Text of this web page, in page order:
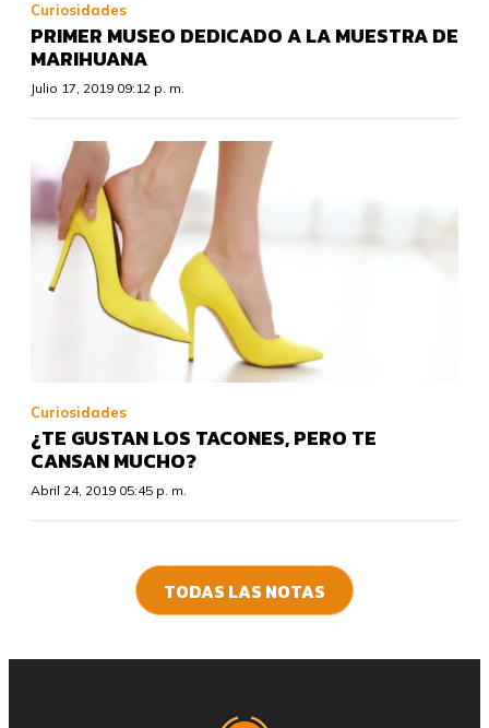
Curiosidades
PRIMER MUSEO DEDICADO A LA MUESTRA DE
MARIHUANA
Julio 17, 2019 09:12 p. m.
Curiosidades
¿TE GUSTAN LOS TACONES, PERO TE
CANSAN MUCHO?
Abril 24, 2019 05:45 p. m.
TODAS LAS NOTAS